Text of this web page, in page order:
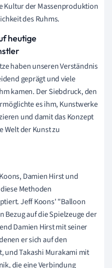
Kultur der Massenproduktion
des Ruhms.
heutige
haben unseren Verständnis
geprägt und viele
kamen. Der Siebdruck, den
es ihm, Kunstwerke
und damit das Konzept
Welt der Kunst zu
Damien Hirst und
Methoden
Jeff Koons' "Balloon
Bezug auf die Spielzeuge der
Damien Hirst mit seiner
er sich auf den
und Takashi Murakami mit
die eine Verbindung